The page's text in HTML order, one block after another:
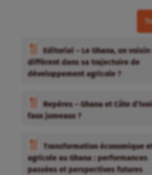
Editorial – Le Ghana, un voisin
différent dans sa trajectoire de
développement agricole ?
Repères – Ghana et Côte
faux jumeaux ?
Transformation économique
agricole au Ghana : performances
passées et perspectives futures